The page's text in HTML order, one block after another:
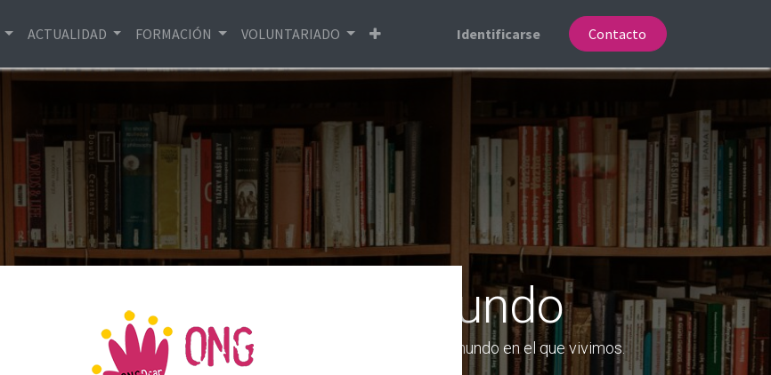
ACTUALIDAD FORMACIÓN VOLUNTARIADO Identificarse Contacto
abren ventanas al mundo
algunas lecturas que nos ayudarán a entender un poco mejor el mundo en el que vivimos.